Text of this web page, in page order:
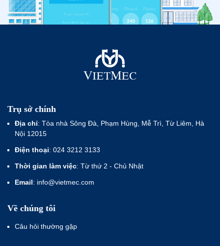
Trụ sở chính
Địa chỉ: Tòa nhà Sông Đà, Phạm Hùng, Mễ Trì, Từ Liêm, Hà
Nội 12015
Điện thoại: 024 3212 3133
Thời gian làm việc: Từ thứ 2 - Chủ Nhật
Email: info@vietmec.com
Về chúng tôi
Câu hỏi thường gặp